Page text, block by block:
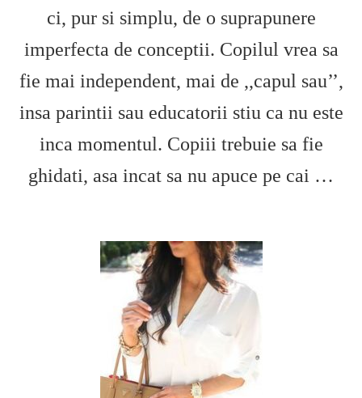
ci, pur si simplu, de o suprapunere
imperfecta de conceptii. Copilul vrea sa
fie mai independent, mai de ,,capul sau’’,
insa parintii sau educatorii stiu ca nu este
inca momentul. Copiii trebuie sa fie
ghidati, asa incat sa nu apuce pe cai …